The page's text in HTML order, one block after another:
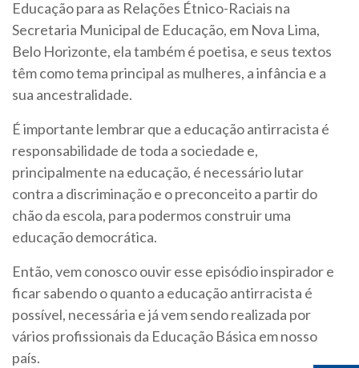
Educação para as Relações Étnico-Raciais na
Secretaria Municipal de Educação, em Nova Lima,
Belo Horizonte, ela também é poetisa, e seus textos
têm como tema principal as mulheres, a infância e a
sua ancestralidade.
É importante lembrar que a educação antirracista é
responsabilidade de toda a sociedade e,
principalmente na educação, é necessário lutar
contra a discriminação e o preconceito a partir do
chão da escola, para podermos construir uma
educação democrática.
Então, vem conosco ouvir esse episódio inspirador e
ficar sabendo o quanto a educação antirracista é
possível, necessária e já vem sendo realizada por
vários profissionais da Educação Básica em nosso
país.